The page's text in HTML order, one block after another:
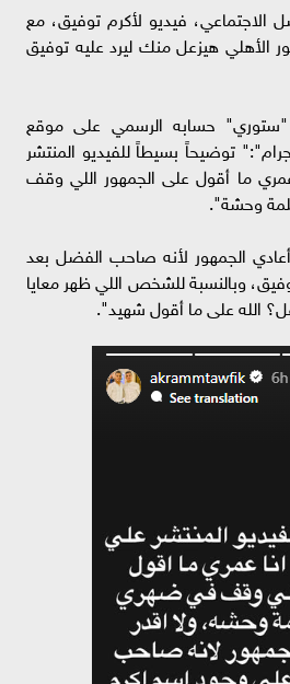
الاجتماعي، فيديو لأكرم توفيق، مع
الأهلي هيزعل منك ليرد عليه توفيق
حسابه الرسمي على موقع
توضيحاً بسيطاً للفيديو المنتشر
ما أقول على الجمهور اللي وقف
وحشة".
الجمهور لأنه صاحب الفضل بعد
وبالنسبة للشخص اللي ظهر معايا
الله على ما أقول شهيد".